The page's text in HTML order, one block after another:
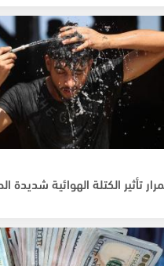
تأثير الكتلة الهوائية شديدة